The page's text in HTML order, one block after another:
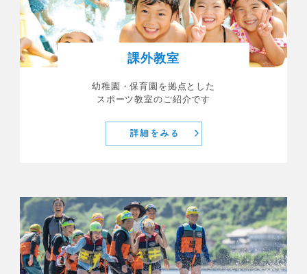
課外教室
幼稚園・保育園を拠点とした
スポーツ教室のご紹介です